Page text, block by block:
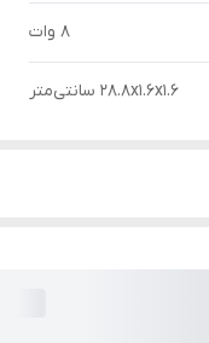
8 وات
۲8.۸x۱.۶x۱.۶ سانتی‌متر